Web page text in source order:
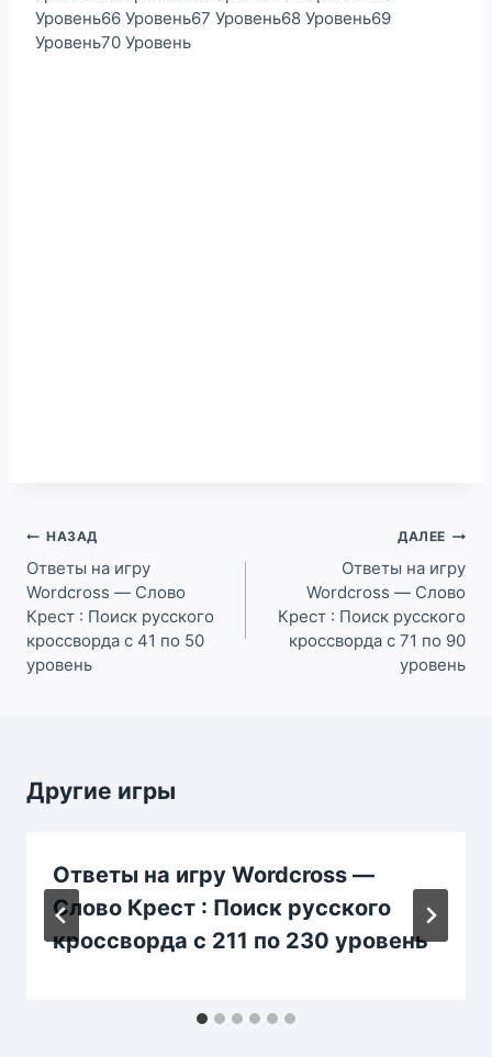
Уровень66 Уровень67 Уровень68 Уровень69
Уровень70 Уровень
Навигация
по
записям
НАЗАД
Ответы на игру
Wordcross — Слово
Крест : Поиск русского
кроссворда с 41 по 50
уровень
ДАЛЕЕ
Ответы на игру
Wordcross — Слово
Крест : Поиск русского
кроссворда с 71 по 90
уровень
Другие игры
Ответы на игру Wordcross —
Слово Крест : Поиск русского
кроссворда с 211 по 230 уровень